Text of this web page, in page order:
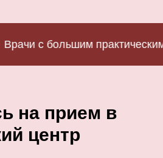
Врачи с большим
на прием в
центр